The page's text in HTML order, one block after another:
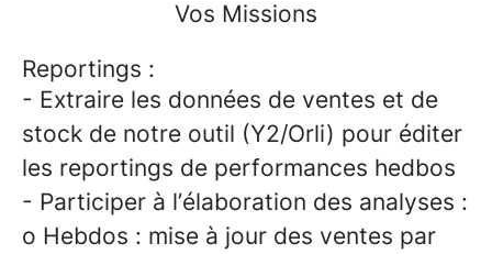
Vos Missions
Reportings :
- Extraire les données de ventes et de
stock de notre outil (Y2/Orli) pour éditer
les reportings de performances hedbos
- Participer à l’élaboration des analyses :
o Hebdos : mise à jour des ventes par